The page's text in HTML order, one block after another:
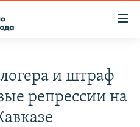
и штраф
репрессии на